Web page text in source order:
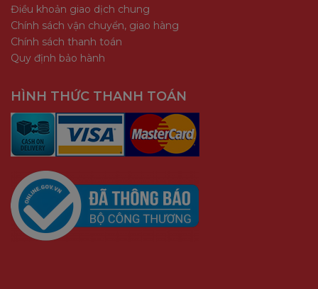
Điều khoản giao dịch chung
Chính sách vận chuyển, giao hàng
Chính sách thanh toán
Quy định bảo hành
HÌNH THỨC THANH TOÁN